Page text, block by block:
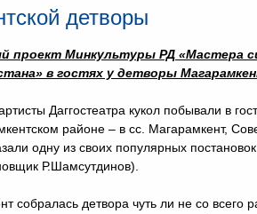
детворы
проект Минкультуры РД «Мастера
в гостях у детворы
Даггостеатра кукол побывали в
районе – в сс. Магарамкент,
одну из своих популярных
Р.Шамсутдинов).
собралась детвора чуть ли не со всего